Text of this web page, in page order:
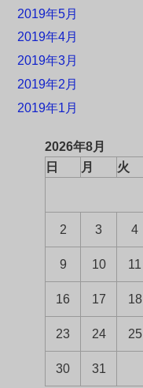
2019年5月
2019年4月
2019年3月
2019年2月
2019年1月
2026年8月
日
月 火
2 3 4
9 10 11
16 17 18
23 24 25
30 31